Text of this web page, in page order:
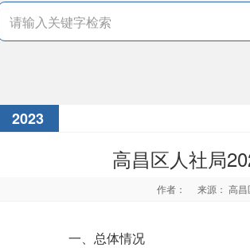
2023
高昌区人社局
作者： 来源： 高
一、总体情况